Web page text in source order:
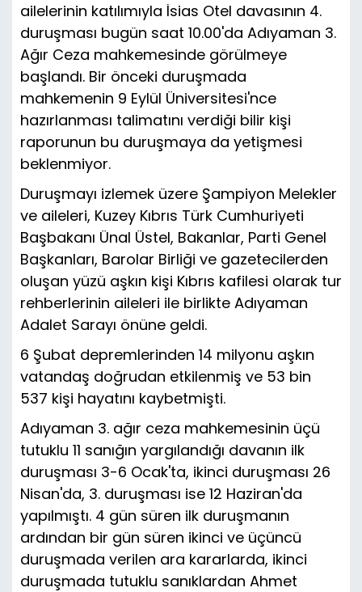
ailelerinin katılımıyla İsias Otel davasının 4.
duruşması bugün saat 10.00'da Adıyaman 3.
Ağır Ceza mahkemesinde görülmeye
başlandı. Bir önceki duruşmada
mahkemenin 9 Eylül Üniversitesi'nce
hazırlanması talimatını verdiği bilir kişi
raporunun bu duruşmaya da yetişmesi
beklenmiyor.
Duruşmayı izlemek üzere Şampiyon Melekler
ve aileleri, Kuzey Kıbrıs Türk Cumhuriyeti
Başbakanı Ünal Üstel, Bakanlar, Parti Genel
Başkanları, Barolar Birliği ve gazetecilerden
oluşan yüzü aşkın kişi Kıbrıs kafilesi olarak tur
rehberlerinin aileleri ile birlikte Adıyaman
Adalet Sarayı önüne geldi.
6 Şubat depremlerinden 14 milyonu aşkın
vatandaş doğrudan etkilenmiş ve 53 bin
537 kişi hayatını kaybetmişti.
Adıyaman 3. ağır ceza mahkemesinin üçü
tutuklu 11 sanığın yargılandığı davanın ilk
duruşması 3-6 Ocak'ta, ikinci duruşması 26
Nisan'da, 3. duruşması ise 12 Haziran'da
yapılmıştı. 4 gün süren ilk duruşmanın
ardından bir gün süren ikinci ve üçüncü
duruşmada verilen ara kararlarda, ikinci
duruşmada tutuklu sanıklardan Ahmet